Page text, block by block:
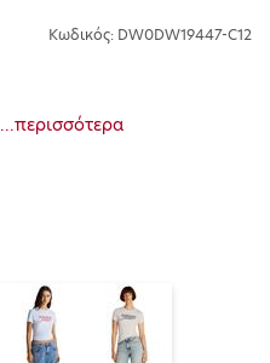
Κωδικός: DW0DW19447-C12
...περισσότερα